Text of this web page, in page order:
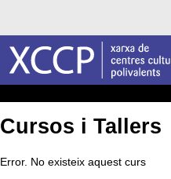
Cursos i Tallers
Error. No existeix aquest curs